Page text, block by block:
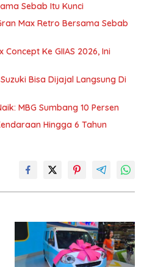
Sebab Itu Kunci
Max Retro Bersama Sebab
Ke GIIAS 2026, Ini
Bisa Dijajal Langsung Di
MBG Sumbang 10 Persen
Hingga 6 Tahun